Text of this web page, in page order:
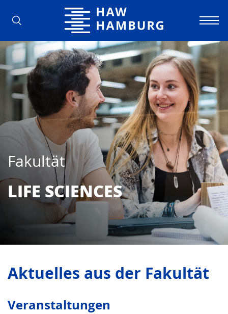
Hochschule für Angewandte
Fakultät
LIFE SCIEN­CES
Aktuelles aus der Fakultät
Veranstaltungen